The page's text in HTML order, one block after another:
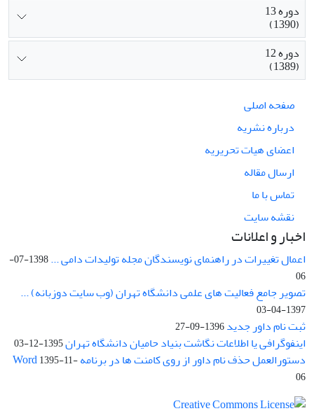
دوره 13
(1390)
دوره 12
(1389)
صفحه اصلی
درباره نشریه
اعضای هیات تحریریه
ارسال مقاله
تماس با ما
نقشه سایت
اخبار و اعلانات
اعمال تغییرات در راهنمای نویسندگان مجله تولیدات دامی ...
1398-07-
06
تصویر جامع فعالیت های علمی دانشگاه تهران (وب سایت دوزبانه) ...
1397-04-03
ثبت نام داور جدید1396-09-27
اینفوگرافی یا اطلاعات نگاشت بنیاد حامیان دانشگاه تهران1395-12-03
دستورالعمل حذف نام داور از روی کامنت ها در برنامه Word1395-11-
06